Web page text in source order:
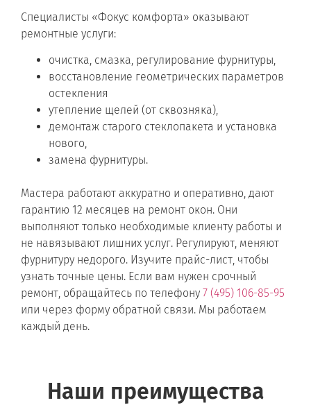
Специалисты «Фокус комфорта» оказывают
ремонтные услуги:
очистка, смазка, регулирование фурнитуры,
восстановление геометрических параметров
остекления
утепление щелей (от сквозняка),
демонтаж старого стеклопакета и установка
нового,
замена фурнитуры.
Мастера работают аккуратно и оперативно, дают
гарантию 12 месяцев на ремонт окон. Они
выполняют только необходимые клиенту работы и
не навязывают лишних услуг. Регулируют, меняют
фурнитуру недорого. Изучите прайс-лист, чтобы
узнать точные цены. Если вам нужен срочный
ремонт, обращайтесь по телефону 7 (495) 106-85-95
или через форму обратной связи. Мы работаем
каждый день.
Наши преимущества